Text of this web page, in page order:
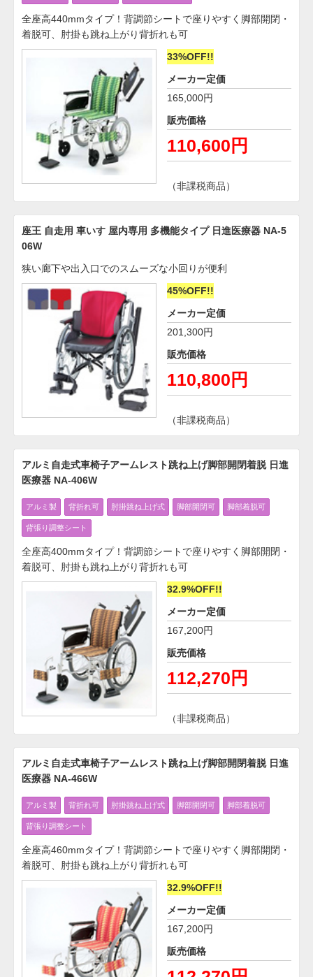
全座高440mmタイプ！背調節シートで座りやすく脚部開閉・
着脱可、肘掛も跳ね上がり背折れも可
33%OFF!!
メーカー定価
165,000円
販売価格
110,600円
（非課税商品）
座王 自走用 車いす 屋内専用 多機能タイプ 日進医療器 NA-5
06W
狭い廊下や出入口でのスムーズな小回りが便利
45%OFF!!
メーカー定価
201,300円
販売価格
110,800円
（非課税商品）
アルミ自走式車椅子アームレスト跳ね上げ脚部開閉着脱 日進
医療器 NA-406W
アルミ製 背折れ可 肘掛跳ね上げ式 脚部開閉可 脚部着脱可
背張り調整シート
全座高400mmタイプ！背調節シートで座りやすく脚部開閉・
着脱可、肘掛も跳ね上がり背折れも可
32.9%OFF!!
メーカー定価
167,200円
販売価格
112,270円
（非課税商品）
アルミ自走式車椅子アームレスト跳ね上げ脚部開閉着脱 日進
医療器 NA-466W
アルミ製 背折れ可 肘掛跳ね上げ式 脚部開閉可 脚部着脱可
背張り調整シート
全座高460mmタイプ！背調節シートで座りやすく脚部開閉・
着脱可、肘掛も跳ね上がり背折れも可
32.9%OFF!!
メーカー定価
167,200円
販売価格